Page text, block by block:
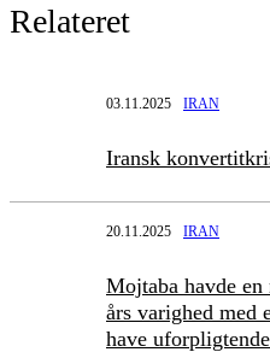
Relateret
03.11.2025 IRAN
Iransk
20.11.2025 IRAN
Mojtaba havde
års varighed med
have